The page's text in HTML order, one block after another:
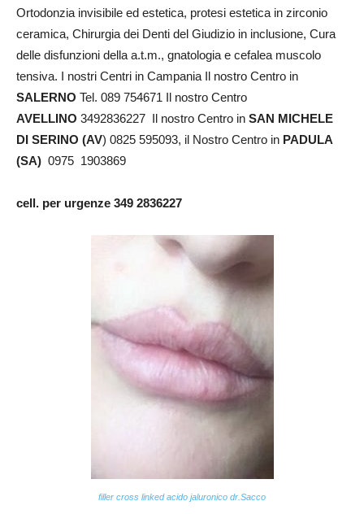
Ortodonzia invisibile ed estetica, protesi estetica in zirconio
ceramica, Chirurgia dei Denti del Giudizio in inclusione, Cura
delle disfunzioni della a.t.m., gnatologia e cefalea muscolo
tensiva. I nostri Centri in Campania Il nostro Centro in
SALERNO Tel. 089 754671 Il nostro Centro
AVELLINO 3492836227 Il nostro Centro in SAN MICHELE
DI SERINO (AV) 0825 595093, il Nostro Centro in PADULA
(SA) 0975 1903869
cell. per urgenze 349 2836227
filler cross linked acido jaluronico dr.Sacco